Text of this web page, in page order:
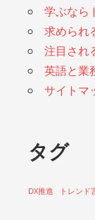
学ぶなら
求められ
注目され
英語と業
サイトマ
タグ
DX推進 トレンド